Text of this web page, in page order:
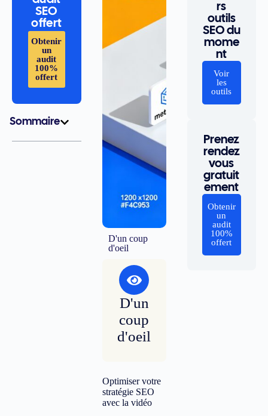
SEO
offert
Obtenir
un
audit
100%
offert
Sommaire
D'un coup
d'oeil
D'un
coup
d'oeil
Optimiser votre
stratégie SEO
avec la vidéo
rs
outils
SEO du
mome
nt
Voir
les
outils
Prenez
rendez
vous
gratuit
ement
Obtenir
un
audit
100%
offert